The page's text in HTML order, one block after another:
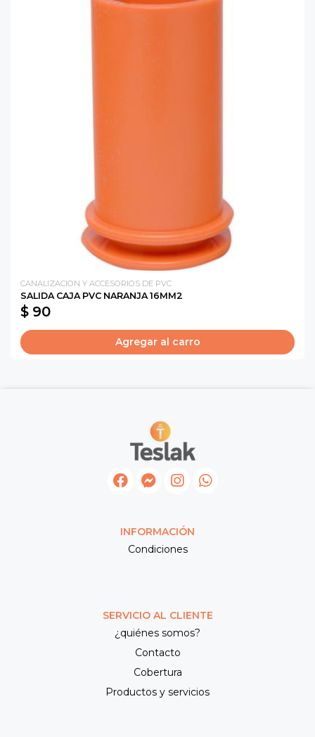
CANALIZACION Y ACCESORIOS DE PVC
SALIDA CAJA PVC NARANJA 16MM2
$ 90
Agregar al carro
INFORMACIÓN
Condiciones
SERVICIO AL CLIENTE
¿quiénes somos?
Contacto
Cobertura
Productos y servicios